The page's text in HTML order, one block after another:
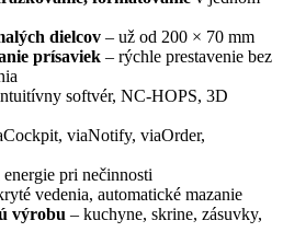
dielcov – už od 200 × 70 mm
prísaviek – rýchle prestavenie bez
softvér, NC-HOPS, 3D
viaNotify, viaOrder,
energie pri nečinnosti
vedenia, automatické mazanie
výrobu – kuchyne, skrine, zásuvky,